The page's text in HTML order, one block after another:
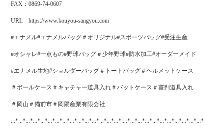
FAX：0869-74-0607
URL https://www.kouyou-sangyou.com
#エナメル#エナメルバッグ＃オリジナル#スポーツバッグ#受注生産
#オシャレ#一点もの#野球バッグ＃少年野球#防水加工#オーダーメイド
#エナメル生地#ショルダーバッグ＃トートバッグ＃ヘルメットケース
＃ボールケース＃キャチャー道具入れ＃バットケース＃審判道具入れ
＃岡山＃備前市＃岡陽産業有限会社
:.:*:.:*:.:*:.:*:.:*:.:*:.:*:.:*:.:*:.:*:.:*:.:*:.:*:.:*:.:*::.:*:.:*:.:*:.:*:.:*:.:*:.:*:.:*:.:*:.:*:.:*